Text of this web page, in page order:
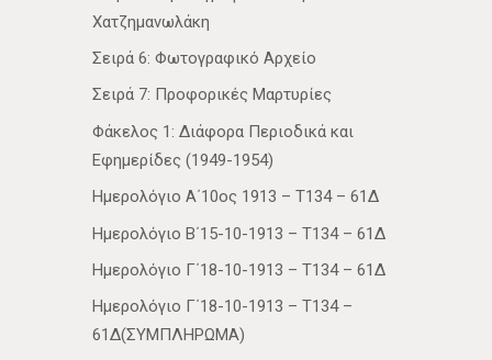
Χατζημανωλάκη
Σειρά 6: Φωτογραφικό Αρχείο
Σειρά 7: Προφορικές Μαρτυρίες
Φάκελος 1: Διάφορα Περιοδικά και
Εφημερίδες (1949-1954)
Ημερολόγιο Α΄10ος 1913 – Τ134 – 61Δ
Ημερολόγιο Β΄15-10-1913 – Τ134 – 61Δ
Ημερολόγιο Γ΄18-10-1913 – Τ134 – 61Δ
Ημερολόγιο Γ΄18-10-1913 – Τ134 –
61Δ(ΣΥΜΠΛΗΡΩΜΑ)